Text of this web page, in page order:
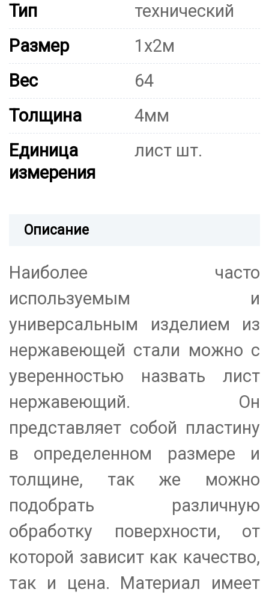
Тип
технический
Размер
1х2м
Вес
64
Толщина
4мм
Единица
измерения
лист шт.
Описание
Наиболее часто
используемым и
универсальным изделием из
нержавеющей стали можно с
уверенностью назвать лист
нержавеющий. Он
представляет собой пластину
в определенном размере и
толщине, так же можно
подобрать различную
обработку поверхности, от
которой зависит как качество,
так и цена. Материал имеет